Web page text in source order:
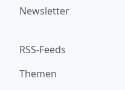
Newsletter
RSS-Feeds
Themen